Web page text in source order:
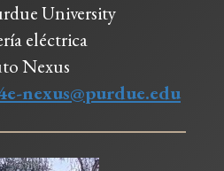
University
eléctrica
Nexus
nexus@purdue.edu